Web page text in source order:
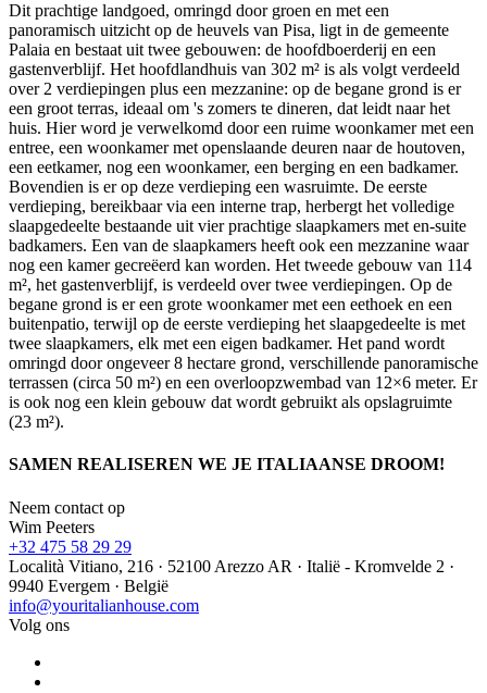
Dit prachtige landgoed, omringd door groen en met een
panoramisch uitzicht op de heuvels van Pisa, ligt in de gemeente
Palaia en bestaat uit twee gebouwen: de hoofdboerderij en een
gastenverblijf. Het hoofdlandhuis van 302 m² is als volgt verdeeld
over 2 verdiepingen plus een mezzanine: op de begane grond is er
een groot terras, ideaal om 's zomers te dineren, dat leidt naar het
huis. Hier word je verwelkomd door een ruime woonkamer met een
entree, een woonkamer met openslaande deuren naar de houtoven,
een eetkamer, nog een woonkamer, een berging en een badkamer.
Bovendien is er op deze verdieping een wasruimte. De eerste
verdieping, bereikbaar via een interne trap, herbergt het volledige
slaapgedeelte bestaande uit vier prachtige slaapkamers met en-suite
badkamers. Een van de slaapkamers heeft ook een mezzanine waar
nog een kamer gecreëerd kan worden. Het tweede gebouw van 114
m², het gastenverblijf, is verdeeld over twee verdiepingen. Op de
begane grond is er een grote woonkamer met een eethoek en een
buitenpatio, terwijl op de eerste verdieping het slaapgedeelte is met
twee slaapkamers, elk met een eigen badkamer. Het pand wordt
omringd door ongeveer 8 hectare grond, verschillende panoramische
terrassen (circa 50 m²) en een overloopzwembad van 12×6 meter. Er
is ook nog een klein gebouw dat wordt gebruikt als opslagruimte
(23 m²).
SAMEN REALISEREN WE JE ITALIAANSE DROOM!
Neem contact op
Wim Peeters
+32 475 58 29 29
Località Vitiano, 216 · 52100 Arezzo AR · Italië - Kromvelde 2 ·
9940 Evergem · België
info@youritalianhouse.com
Volg ons